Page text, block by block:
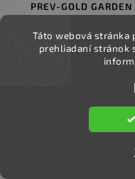
Táto webová stránka
prehliadaní stránok
PREV-GOLD GARDEN
2 894 Ft ÁFA nélkül
Kosárba